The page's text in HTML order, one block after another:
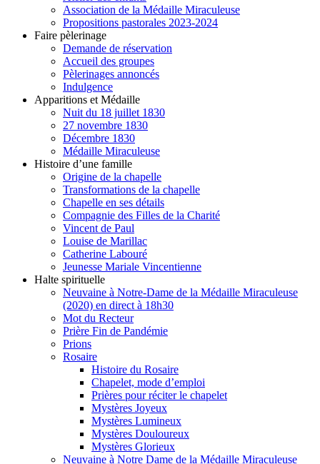
Association de la Médaille Miraculeuse
Propositions pastorales 2023-2024
Faire pèlerinage
Demande de réservation
Accueil des groupes
Pèlerinages annoncés
Indulgence
Apparitions et Médaille
Nuit du 18 juillet 1830
27 novembre 1830
Décembre 1830
Médaille Miraculeuse
Histoire d’une famille
Origine de la chapelle
Transformations de la chapelle
Chapelle en ses détails
Compagnie des Filles de la Charité
Vincent de Paul
Louise de Marillac
Catherine Labouré
Jeunesse Mariale Vincentienne
Halte spirituelle
Neuvaine à Notre-Dame de la Médaille Miraculeuse
(2020) en direct à 18h30
Mot du Recteur
Prière Fin de Pandémie
Prions
Rosaire
Histoire du Rosaire
Chapelet, mode d’emploi
Prières pour réciter le chapelet
Mystères Joyeux
Mystères Lumineux
Mystères Douloureux
Mystères Glorieux
Neuvaine à Notre Dame de la Médaille Miraculeuse